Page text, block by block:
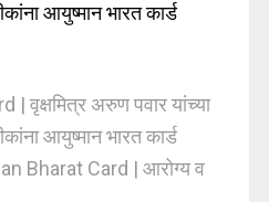
आयुष्मान भारत कार्ड
वृक्षमित्र अरुण पवार यांच्या
आयुष्मान भारत कार्ड
Bharat Card | आरोग्य व